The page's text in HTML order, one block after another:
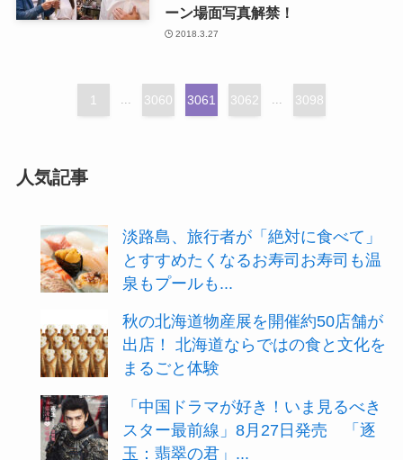
ーン場面写真解禁！
2018.3.27
1 ... 3060 3061 3062 ... 3098
人気記事
淡路島、旅行者が「絶対に食べて」
とすすめたくなるお寿司お寿司も温
泉もプールも...
秋の北海道物産展を開催約50店舗が
出店！ 北海道ならではの食と文化を
まるごと体験
「中国ドラマが好き！いま見るべき
スター最前線」8月27日発売 「逐
玉：翡翠の君」...